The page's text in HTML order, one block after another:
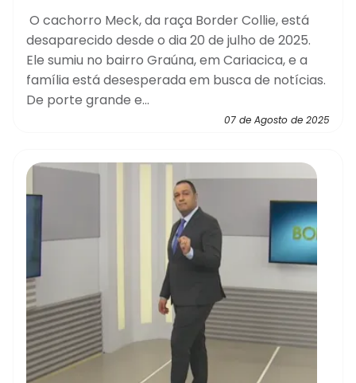
O cachorro Meck, da raça Border Collie, está
desaparecido desde o dia 20 de julho de 2025.
Ele sumiu no bairro Graúna, em Cariacica, e a
família está desesperada em busca de notícias.
De porte grande e...
07 de Agosto de 2025